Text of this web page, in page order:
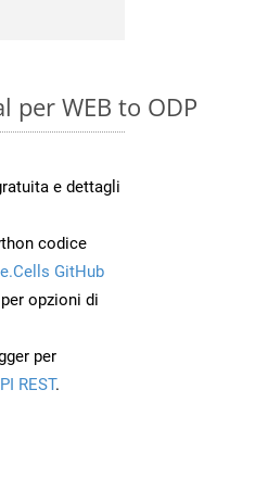
per WEB to ODP
e dettagli
codice
GitHub
per opzioni di
per
REST.